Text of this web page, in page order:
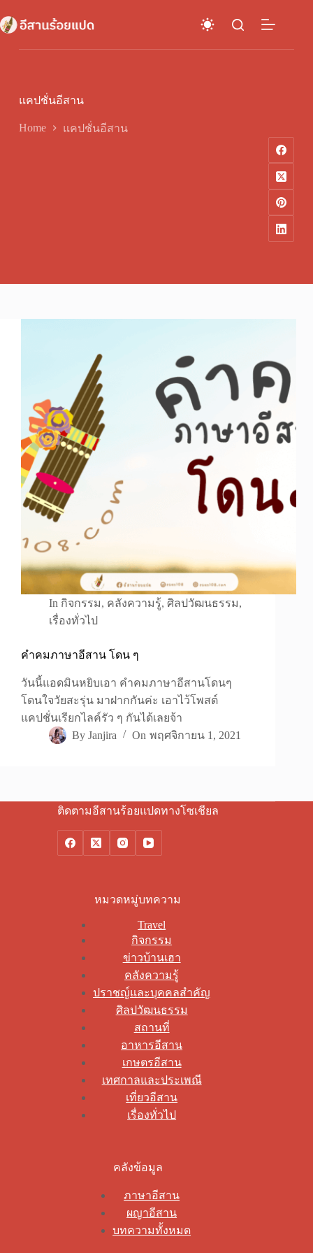
to
content
แคปชั่นอีสาน
Home แคปชั่นอีสาน
In กิจกรรม, คลังความรู้,ศิลปวัฒนธรรม,
เรื่องทั่วไป
คำคมภาษาอีสาน โดน ๆ
วันนี้แอดมินหยิบเอา คำคมภาษาอีสานโดนๆ
โดนใจวัยสะรุ่น มาฝากกันค่ะ เอาไว้โพสต์
แคปชั่นเรียกไลค์รัว ๆ กันได้เลยจ้า
By Janjira On พฤศจิกายน 1, 2021
ติดตามอีสานร้อยแปดทางโซเชียล
หมวดหมู่บทความ
Travel
กิจกรรม
ข่าวบ้านเฮา
คลังความรู้
ปราชญ์และบุคคลสำคัญ
ศิลปวัฒนธรรม
สถานที่
อาหารอีสาน
เกษตรอีสาน
เทศกาลและประเพณี
เที่ยวอีสาน
เรื่องทั่วไป
คลังข้อมูล
ภาษาอีสาน
ผญาอีสาน
บทความทั้งหมด